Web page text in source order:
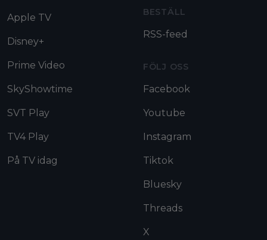
Apple TV
Disney+
Prime Video
SkyShowtime
SVT Play
TV4 Play
På TV idag
BESTÄLL
RSS-feed
FÖLJ OSS
Facebook
Youtube
Instagram
Tiktok
Bluesky
Threads
X